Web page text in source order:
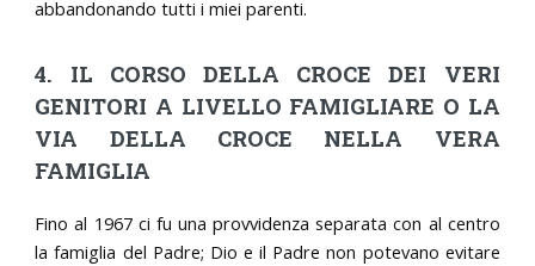
abbandonando tutti i miei parenti.
4. IL CORSO DELLA CROCE DEI VERI
GENITORI A LIVELLO FAMIGLIARE O LA
VIA DELLA CROCE NELLA VERA
FAMIGLIA
Fino al 1967 ci fu una provvidenza separata con al centro
la famiglia del Padre; Dio e il Padre non potevano evitare